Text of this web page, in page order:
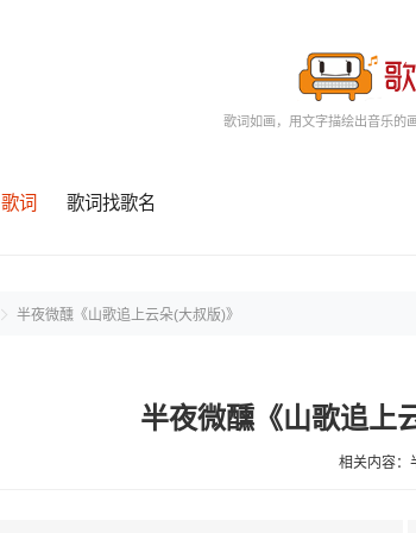
歌词如画，用文字描绘出音乐的
歌词 歌词找歌名
半夜微醺《山歌追上云朵(大叔版)》
半夜微醺《山歌追上
相关内容：